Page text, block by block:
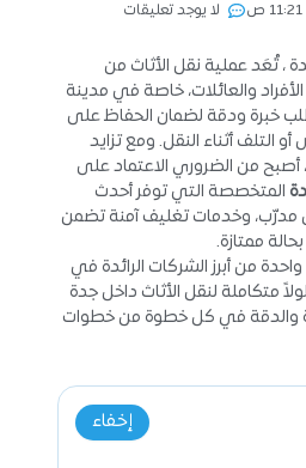
11:21 ص
لا يوجد تعليقات
، تُعَد عملية نقل الأثاث من
والعائلات، خاصة في مدينة
خبرة ودقة لضمان الحفاظ على
التلف أثناء النقل. ومع تزايد
من الضروري الاعتماد على
المتخصصة التي توفر أحدث
مدرّب، وخدمات تغليف آمنة تضمن
ممتازة.
واحدة من أبرز الشركات الرائدة في
متكاملة لنقل الأثاث داخل جدة
والدقة في كل خطوة من خطوات
إخفاء